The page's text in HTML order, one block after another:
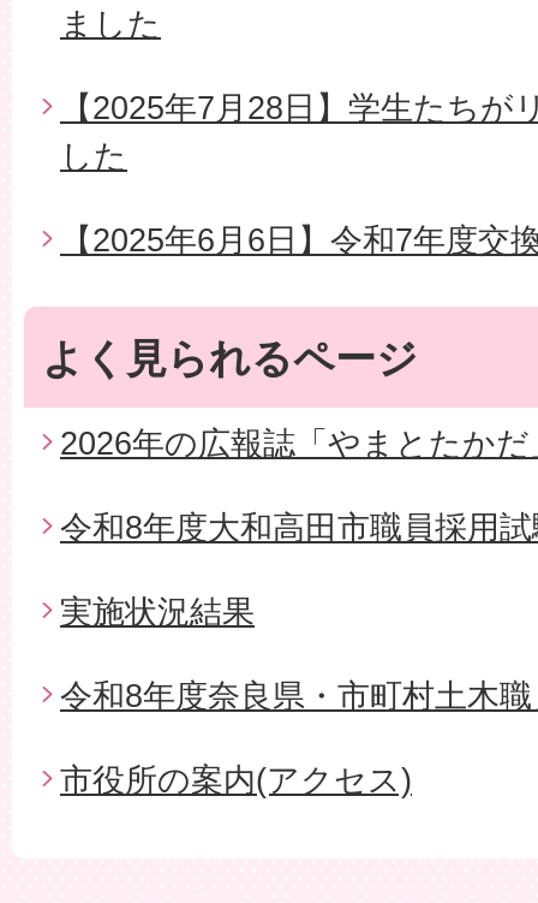
ました
【2025年7月28日】学生たち
した
【2025年6月6日】令和7年度交
よく見られるページ
2026年の広報誌「やまとたかだ
令和8年度大和高田市職員採用
実施状況結果
令和8年度奈良県・市町村土木
市役所の案内(アクセス)